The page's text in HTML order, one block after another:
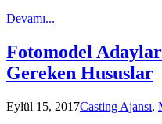
Devamı...
Fotomodel
Gereken Hususlar
Eylül 15, 2017Casting Ajansı,